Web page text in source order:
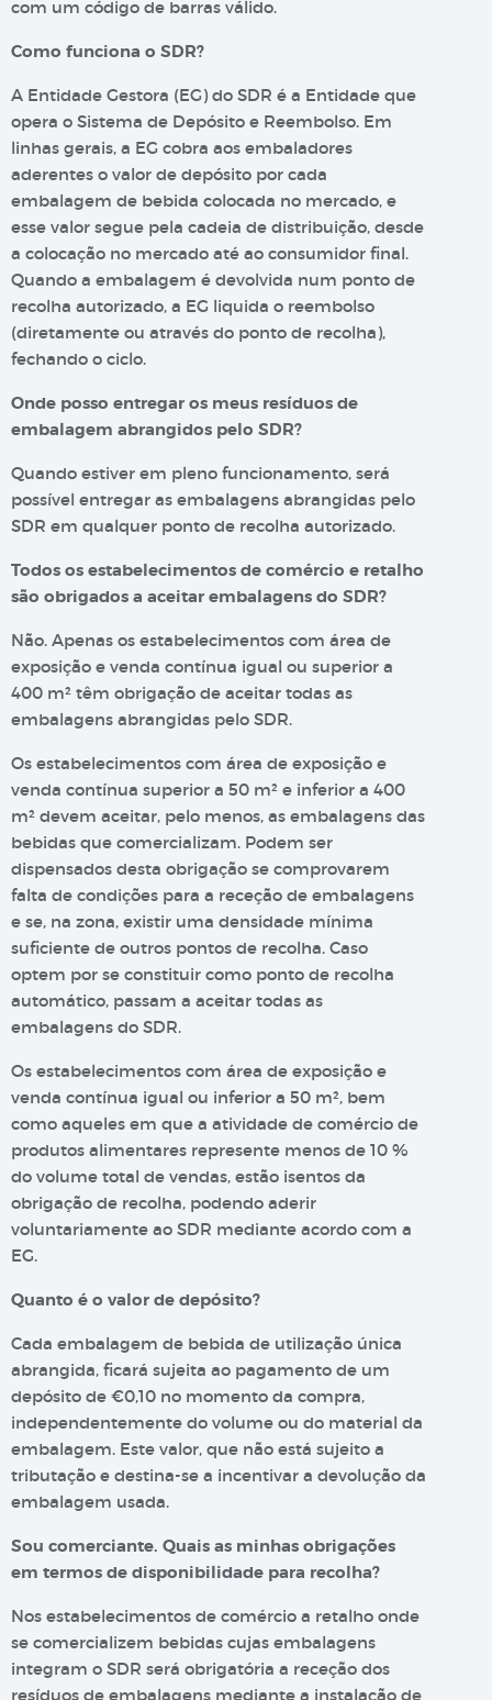
com um código de barras válido.
Como funciona o SDR?
A Entidade Gestora (EG) do SDR é a Entidade que
opera o Sistema de Depósito e Reembolso. Em
linhas gerais, a EG cobra aos embaladores
aderentes o valor de depósito por cada
embalagem de bebida colocada no mercado, e
esse valor segue pela cadeia de distribuição, desde
a colocação no mercado até ao consumidor final.
Quando a embalagem é devolvida num ponto de
recolha autorizado, a EG liquida o reembolso
(diretamente ou através do ponto de recolha),
fechando o ciclo.
Onde posso entregar os meus resíduos de
embalagem abrangidos pelo SDR?
Quando estiver em pleno funcionamento, será
possível entregar as embalagens abrangidas pelo
SDR em qualquer ponto de recolha autorizado.
Todos os estabelecimentos de comércio e retalho
são obrigados a aceitar embalagens do SDR?
Não. Apenas os estabelecimentos com área de
exposição e venda contínua igual ou superior a
400 m² têm obrigação de aceitar todas as
embalagens abrangidas pelo SDR.
Os estabelecimentos com área de exposição e
venda contínua superior a 50 m² e inferior a 400
m² devem aceitar, pelo menos, as embalagens das
bebidas que comercializam. Podem ser
dispensados desta obrigação se comprovarem
falta de condições para a receção de embalagens
e se, na zona, existir uma densidade mínima
suficiente de outros pontos de recolha. Caso
optem por se constituir como ponto de recolha
automático, passam a aceitar todas as
embalagens do SDR.
Os estabelecimentos com área de exposição e
venda contínua igual ou inferior a 50 m², bem
como aqueles em que a atividade de comércio de
produtos alimentares represente menos de 10 %
do volume total de vendas, estão isentos da
obrigação de recolha, podendo aderir
voluntariamente ao SDR mediante acordo com a
EG.
Quanto é o valor de depósito?
Cada embalagem de bebida de utilização única
abrangida, ficará sujeita ao pagamento de um
depósito de €0,10 no momento da compra,
independentemente do volume ou do material da
embalagem. Este valor, que não está sujeito a
tributação e destina-se a incentivar a devolução da
embalagem usada.
Sou comerciante. Quais as minhas obrigações
em termos de disponibilidade para recolha?
Nos estabelecimentos de comércio a retalho onde
se comercializem bebidas cujas embalagens
integram o SDR será obrigatória a receção dos
resíduos de embalagens mediante a instalação de